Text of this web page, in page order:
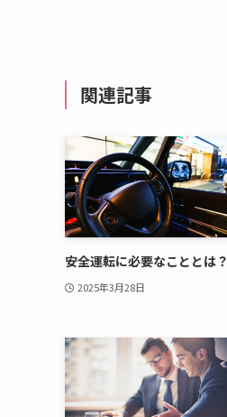
関連記事
安全運転に必要なこととは？
2025年3月28日